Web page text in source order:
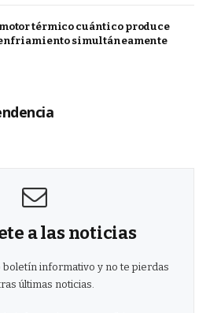
térmico cuántico produce
simultáneamente
a las noticias
informativo y no te pierdas
últimas noticias.